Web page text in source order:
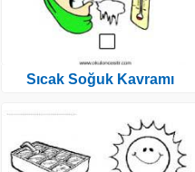
Sıcak Soğuk Kavramı